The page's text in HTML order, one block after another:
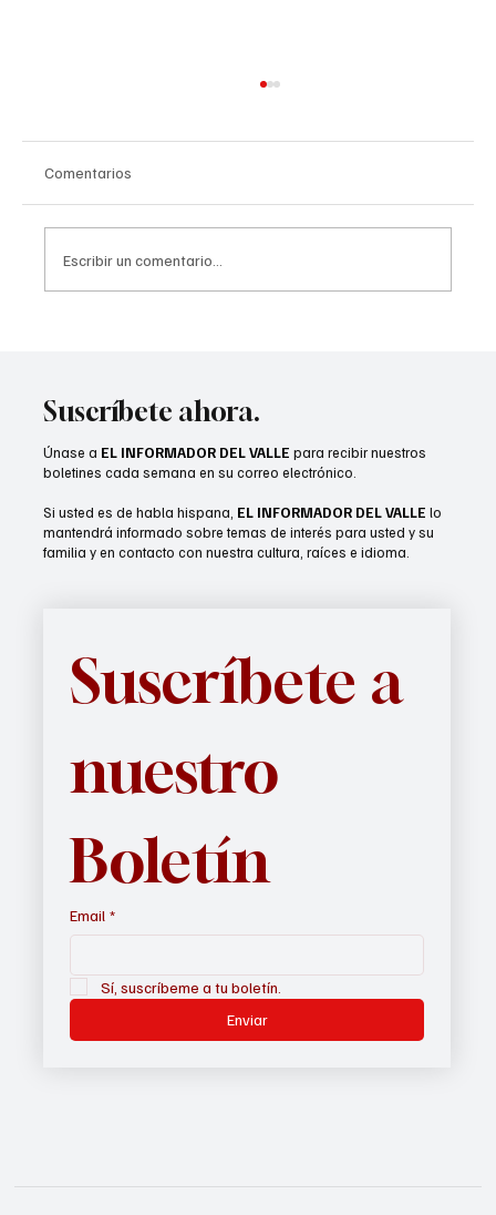
Comentarios
Escribir un comentario...
Suscríbete ahora.
Únase a EL INFORMADOR DEL VALLE para recibir nuestros
boletines cada semana en su correo electrónico.
Si usted es de habla hispana, EL INFORMADOR DEL VALLE lo
mantendrá informado sobre temas de interés para usted y su
familia y en contacto con nuestra cultura, raíces e idioma.
Suscríbete a
nuestro
Boletín
Email *
Sí, suscríbeme a tu boletín.
Enviar